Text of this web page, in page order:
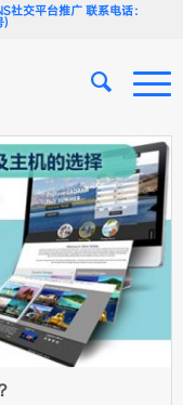
社交平台推广 联系电话：
)